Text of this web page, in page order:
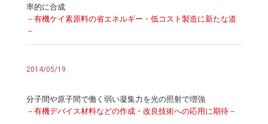
率的に合成
－有機ケイ素原料の省エネルギー・低コスト製造に新たな道
－
2014/05/19
分子間や原子間で働く弱い凝集力を光の照射で増強
－有機デバイス材料などの作成・改良技術への応用に期待－